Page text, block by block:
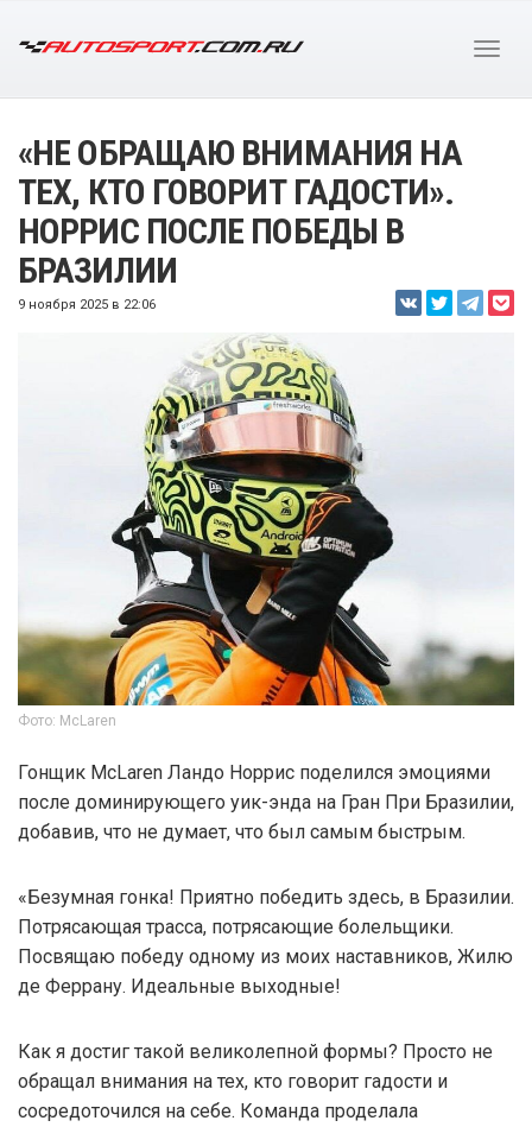
«НЕ ОБРАЩАЮ ВНИМАНИЯ НА
ТЕХ, КТО ГОВОРИТ ГАДОСТИ».
НОРРИС ПОСЛЕ ПОБЕДЫ В
БРАЗИЛИИ
9 ноября 2025 в 22:06
Фото: McLaren
Гонщик McLaren Ландо Норрис поделился эмоциями
после доминирующего уик-энда на Гран При Бразилии,
добавив, что не думает, что был самым быстрым.
«Безумная гонка! Приятно победить здесь, в Бразилии.
Потрясающая трасса, потрясающие болельщики.
Посвящаю победу одному из моих наставников, Жилю
де Феррану. Идеальные выходные!
Как я достиг такой великолепной формы? Просто не
обращал внимания на тех, кто говорит гадости и
сосредоточился на себе. Команда проделала